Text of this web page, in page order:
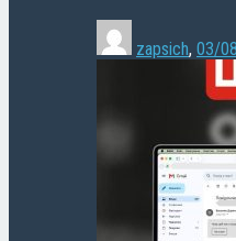
zapsich, 03/